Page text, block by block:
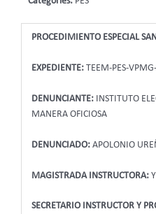
PROCEDIMIENTO ESPECIAL
EXPEDIENTE:TEEM-PES-
DENUNCIANTE:
INSTITUTO
MANERA OFICIOSA
DENUNCIADO: APOLONIO
MAGISTRADA INSTRUCTORA:
SECRETARIO INSTRUCTOR Y